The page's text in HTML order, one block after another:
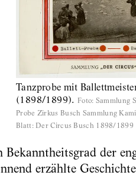
Tanzprobe mit
(1898/1899). Foto: Sammlung
Probe Zirkus Busch Sammlung
Blatt: Der Circus Busch 1898/1899
der
erzählte